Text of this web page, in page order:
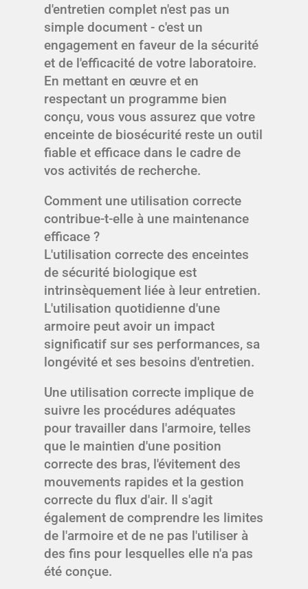
d'entretien complet n'est pas un
simple document - c'est un
engagement en faveur de la sécurité
et de l'efficacité de votre laboratoire.
En mettant en œuvre et en
respectant un programme bien
conçu, vous vous assurez que votre
enceinte de biosécurité reste un outil
fiable et efficace dans le cadre de
vos activités de recherche.
Comment une utilisation correcte
contribue-t-elle à une maintenance
efficace ?
L'utilisation correcte des enceintes
de sécurité biologique est
intrinsèquement liée à leur entretien.
L'utilisation quotidienne d'une
armoire peut avoir un impact
significatif sur ses performances, sa
longévité et ses besoins d'entretien.
Une utilisation correcte implique de
suivre les procédures adéquates
pour travailler dans l'armoire, telles
que le maintien d'une position
correcte des bras, l'évitement des
mouvements rapides et la gestion
correcte du flux d'air. Il s'agit
également de comprendre les limites
de l'armoire et de ne pas l'utiliser à
des fins pour lesquelles elle n'a pas
été conçue.